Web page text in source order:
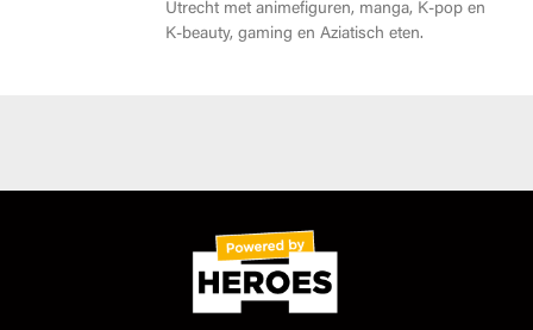
Utrecht met animefiguren, manga, K-pop en
K-beauty, gaming en Aziatisch eten.